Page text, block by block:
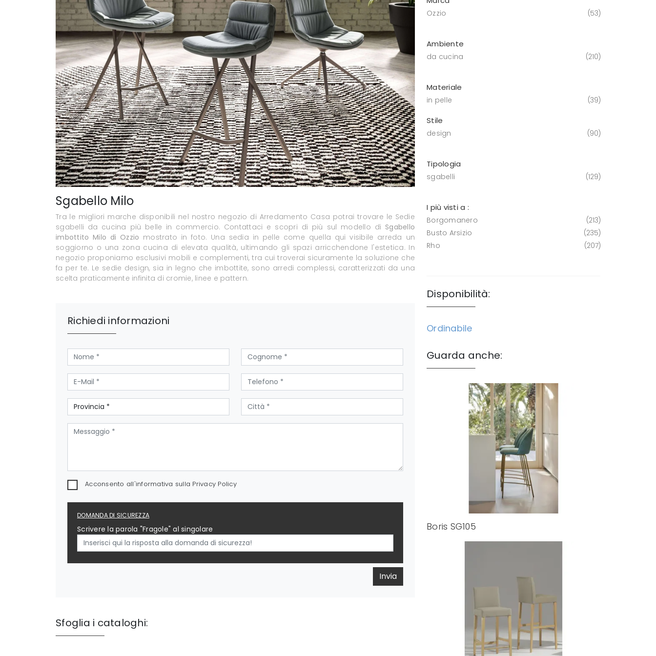
Sgabello Milo
Tra le migliori marche disponibili nel nostro negozio di Arredamento Casa potrai trovare le Sedie
sgabelli da cucina più belle in commercio. Contattaci e scopri di più sul modello di Sgabello
imbottito Milo di Ozzio mostrato in foto. Una sedia in pelle come quella qui visibile arreda un
soggiorno o una zona cucina di elevata qualità, ultimando gli spazi arricchendone l'estetica. In
negozio proponiamo esclusivi mobili e complementi, tra cui troverai sicuramente la soluzione che
fa per te. Le sedie design, sia in legno che imbottite, sono arredi complessi, caratterizzati da una
scelta praticamente infinita di cromie, linee e pattern.
Richiedi informazioni
Acconsento all'informativa sulla Privacy Policy
DOMANDA DI SICUREZZA
Scrivere la parola "Fragole" al singolare
Invia
Sfoglia i cataloghi:
Ozzio 53
Ambiente
da cucina 210
Materiale
in pelle 39
Stile
design 90
Tipologia
sgabelli 129
I più visti a :
Borgomanero
213
Busto Arsizio
235
Rho
207
Disponibilità:
Ordinabile
Guarda anche:
Boris SG105